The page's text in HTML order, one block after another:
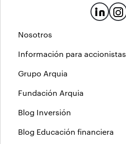
Nosotros
Información para accionistas
Grupo Arquia
Fundación Arquia
Blog Inversión
Blog Educación financiera